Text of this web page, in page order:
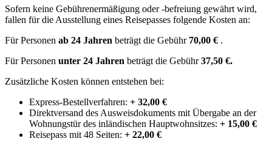
Sofern keine Gebührenermäßigung oder -befreiung gewährt wird,
fallen für die Ausstellung eines Reisepasses folgende Kosten an:
Für Personen ab 24 Jahren beträgt die Gebühr 70,00 € .
Für Personen unter 24 Jahren beträgt die Gebühr37,50 €.
Zusätzliche Kosten können entstehen bei:
Express-Bestellverfahren: + 32,00 €
Direktversand des Ausweisdokuments mit Übergabe an der
Wohnungstür des inländischen Hauptwohnsitzes: + 15,00 €
Reisepass mit 48 Seiten: + 22,00 €